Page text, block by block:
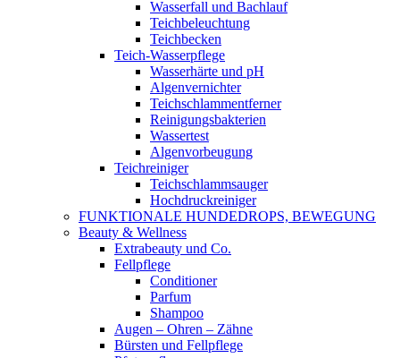
Wasserfall und Bachlauf
Teichbeleuchtung
Teichbecken
Teich-Wasserpflege
Wasserhärte und pH
Algenvernichter
Teichschlammentferner
Reinigungsbakterien
Wassertest
Algenvorbeugung
Teichreiniger
Teichschlammsauger
Hochdruckreiniger
FUNKTIONALE HUNDEDROPS, BEWEGUNG
Beauty & Wellness
Extrabeauty und Co.
Fellpflege
Conditioner
Parfum
Shampoo
Augen – Ohren – Zähne
Bürsten und Fellpflege